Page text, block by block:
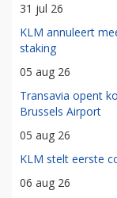
31 jul 26
KLM annuleert
staking
05 aug 26
Transavia opent
Brussels Airport
05 aug 26
KLM stelt eerste
06 aug 26